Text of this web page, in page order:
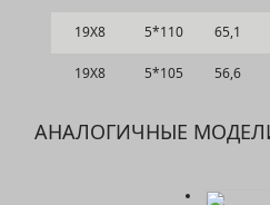
19Х8 5*110 65,1
19Х8 5*105 56,6
АНАЛОГИЧНЫЕ